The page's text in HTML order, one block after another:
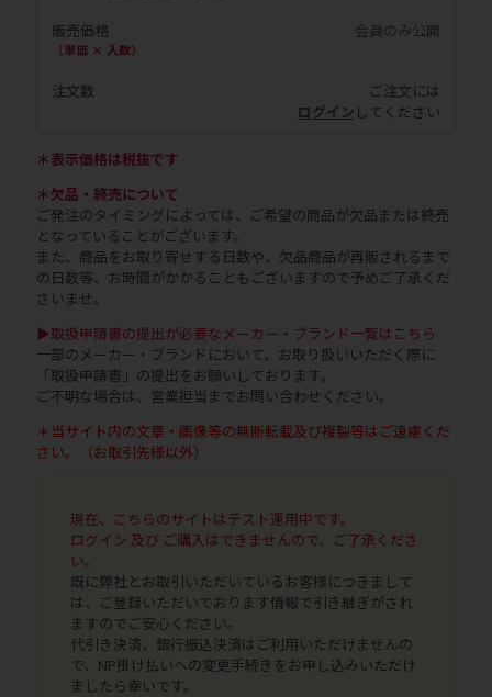
販売価格
（単価 × 入数）
会員のみ公開
注文数
ご注文には
ログイン してください
＊表示価格は税抜です
＊欠品・終売について
ご発注のタイミングによっては、ご希望の商品が欠品または終売
となっていることがございます。
また、商品をお取り寄せする日数や、欠品商品が再販されるまで
の日数等、お時間がかかることもございますので予めご了承くだ
さいませ。
▶取扱申請書の提出が必要なメーカー・ブランド一覧はこちら
一部のメーカー・ブランドにおいて、お取り扱いいただく際に
「取扱申請書」の提出をお願いしております。
ご不明な場合は、営業担当までお問い合わせください。
＊当サイト内の文章・画像等の無断転載及び複製等はご遠慮くだ
さい。（お取引先様以外）
現在、こちらのサイトはテスト運用中です。
ログイン 及び ご購入はできませんので、ご了承くださ
い。
既に弊社とお取引いただいているお客様につきまして
は、ご登録いただいております情報で引き継ぎがされ
ますのでご安心ください。
代引き決済、銀行振込決済はご利用いただけませんの
で、NP掛け払いへの変更手続きをお申し込みいただけ
ましたら幸いです。